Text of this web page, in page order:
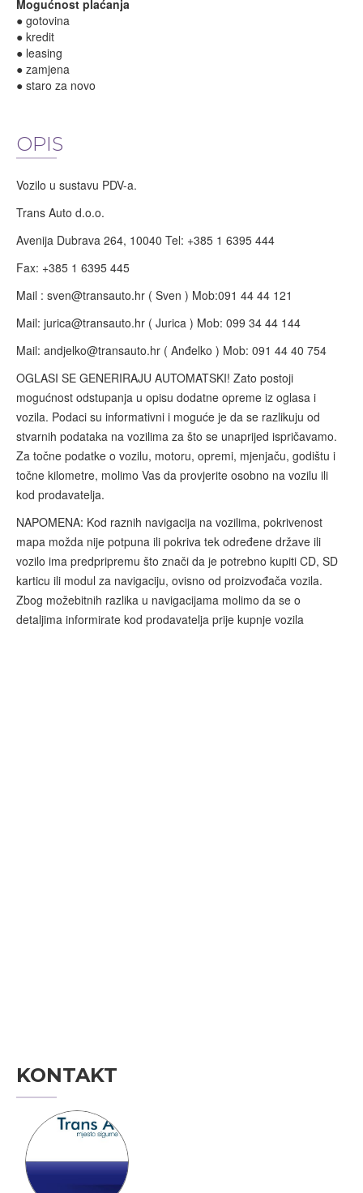
Mogućnost plaćanja
● gotovina
● kredit
● leasing
● zamjena
● staro za novo
OPIS
Vozilo u sustavu PDV-a.
Trans Auto d.o.o.
Avenija Dubrava 264, 10040 Tel: +385 1 6395 444
Fax: +385 1 6395 445
Mail : sven@transauto.hr ( Sven ) Mob:091 44 44 121
Mail: jurica@transauto.hr ( Jurica ) Mob: 099 34 44 144
Mail: andjelko@transauto.hr ( Anđelko ) Mob: 091 44 40 754
OGLASI SE GENERIRAJU AUTOMATSKI! Zato postoji
mogućnost odstupanja u opisu dodatne opreme iz oglasa i
vozila. Podaci su informativni i moguće je da se razlikuju od
stvarnih podataka na vozilima za što se unaprijed ispričavamo.
Za točne podatke o vozilu, motoru, opremi, mjenjaču, godištu i
točne kilometre, molimo Vas da provjerite osobno na vozilu ili
kod prodavatelja.
NAPOMENA: Kod raznih navigacija na vozilima, pokrivenost
mapa možda nije potpuna ili pokriva tek određene države ili
vozilo ima predpripremu što znači da je potrebno kupiti CD, SD
karticu ili modul za navigaciju, ovisno od proizvođača vozila.
Zbog možebitnih razlika u navigacijama molimo da se o
detaljima informirate kod prodavatelja prije kupnje vozila
KONTAKT